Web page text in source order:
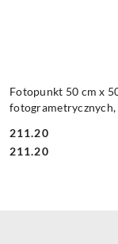
Fotopunkt 50 cm x
Cena:
211.20
Cena:
211.20